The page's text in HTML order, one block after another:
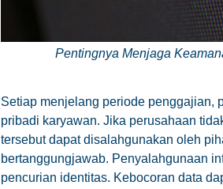
Pentingnya Menjaga
Setiap menjelang periode penggajian,
pribadi karyawan. Jika perusahaan
tersebut dapat disalahgunakan oleh
bertanggungjawab. Penyalahgunaan
pencurian identitas. Kebocoran data